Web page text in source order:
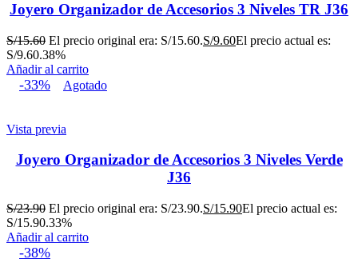
Joyero Organizador de Accesorios 3 Niveles TR J36
S/15.60 El precio original era: S/15.60.S/9.60El precio actual es:
S/9.60.38%
Añadir al carrito
-33% Agotado
Vista previa
Joyero Organizador de Accesorios 3 Niveles Verde
J36
S/23.90 El precio original era: S/23.90.S/15.90El precio actual es:
S/15.90.33%
Añadir al carrito
-38%